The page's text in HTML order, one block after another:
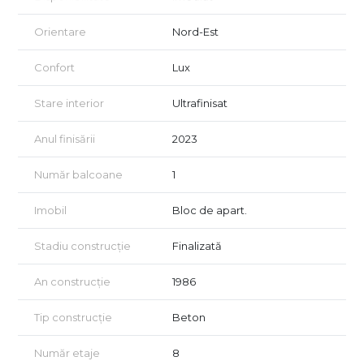
Vizionarea imobilului se realizează doar în baza semnării unui
acord de vizionare, conform art. 2.096-2.102 din Codul Civil.
Orientare Nord-Est
Confort Lux
Stare interior Ultrafinisat
Anul finisării 2023
Număr balcoane 1
Imobil Bloc de apart.
Stadiu construcție Finalizată
An construcție 1986
Tip construcție Beton
Număr etaje
8